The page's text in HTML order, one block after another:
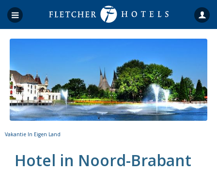
Vakantie In Eigen Land
Hotel in Noord-Brabant